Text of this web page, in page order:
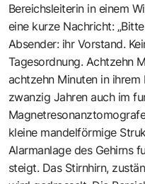
Bereichsleiterin in einem
eine kurze Nachricht:
Absender: ihr Vorstand.
Tagesordnung. Achtzehn
achtzehn Minuten in
zwanzig Jahren auch im
kleine mandelförmige
Alarmanlage des Gehirns
steigt. Das Stirnhirn,